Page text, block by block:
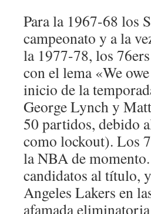
Para la 1967-68 los
campeonato y a la
la 1977-78, los
con el lema «We
inicio de la
George Lynch y
50 partidos, debido
como lockout). Los
la NBA de
candidatos al título,
Angeles Lakers en
afamada